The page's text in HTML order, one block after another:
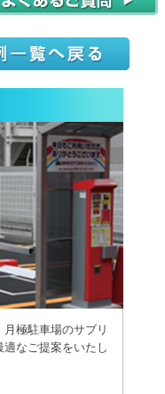
極駐車場のサブリ
なご提案をいたし